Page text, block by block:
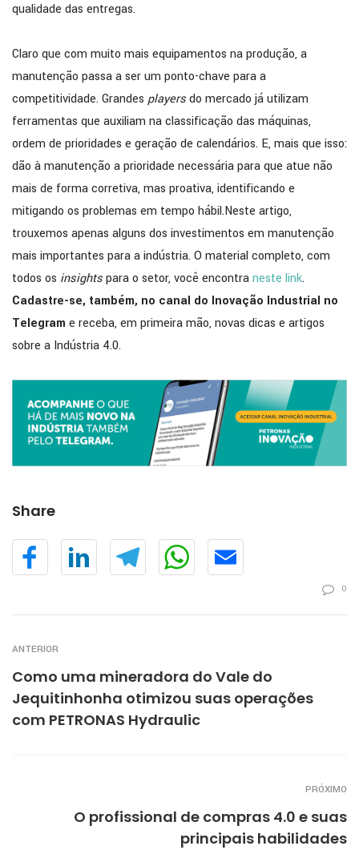
qualidade das entregas.
Claro que com muito mais equipamentos na produção, a
manutenção passa a ser um ponto-chave para a
competitividade. Grandes playersdo mercado já utilizam
ferramentas que auxiliam na classificação das máquinas,
ordem de prioridades e geração de calendários. E, mais que isso:
dão à manutenção a prioridade necessária para que atue não
mais de forma corretiva, mas proativa, identificando e
mitigando os problemas em tempo hábil.Neste artigo,
trouxemos apenas alguns dos investimentos em manutenção
mais importantes para a indústria. O material completo, com
todos os insightspara o setor, você encontraneste link.
Cadastre-se, também, no canal do Inovação Industrial no
Telegram e receba, em primeira mão, novas dicas e artigos
sobre a Indústria 4.0.
Share
0
ANTERIOR
Como uma mineradora do Vale do
Jequitinhonha otimizou suas operações
com PETRONAS Hydraulic
PRÓXIMO
O profissional de compras 4.0 e suas
principais habilidades